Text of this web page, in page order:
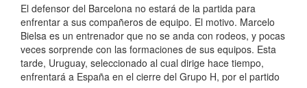
El defensor del Barcelona no estará de la partida para
enfrentar a sus compañeros de equipo. El motivo. Marcelo
Bielsa es un entrenador que no se anda con rodeos, y pocas
veces sorprende con las formaciones de sus equipos. Esta
tarde, Uruguay, seleccionado al cual dirige hace tiempo,
enfrentará a España en el cierre del Grupo H, por el partido